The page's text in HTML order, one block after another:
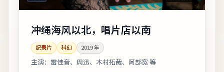
冲绳海风以北，唱片店以南
纪录片 科幻 2019年
主演： 雷佳音、周迅、木村拓哉、阿部宽 等